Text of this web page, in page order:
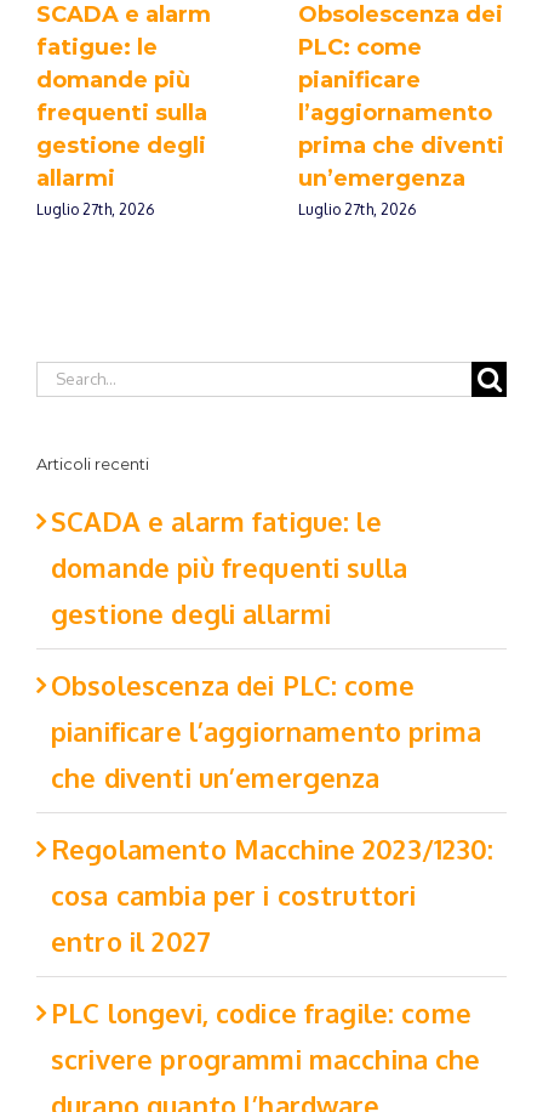
SCADA e alarm
fatigue: le
domande più
frequenti sulla
gestione degli
allarmi
Luglio 27th, 2026
Obsolescenza dei
PLC: come
pianificare
l’aggiornamento
prima che diventi
un’emergenza
Luglio 27th, 2026
Articoli recenti
SCADA e alarm fatigue: le
domande più frequenti sulla
gestione degli allarmi
Obsolescenza dei PLC: come
pianificare l’aggiornamento prima
che diventi un’emergenza
Regolamento Macchine 2023/1230:
cosa cambia per i costruttori
entro il 2027
PLC longevi, codice fragile: come
scrivere programmi macchina che
durano quanto l’hardware